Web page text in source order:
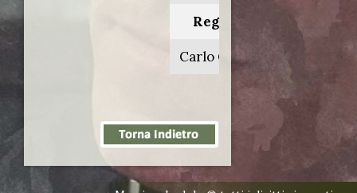
Regia di:
Carlo Gustaff